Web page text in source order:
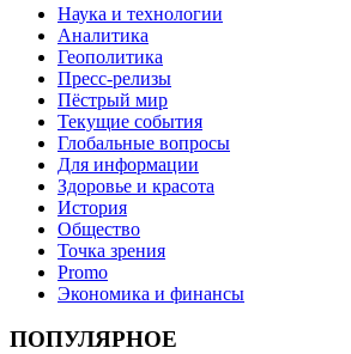
Наука и технологии
Аналитика
Геополитика
Пресс-релизы
Пёстрый мир
Текущие события
Глобальные вопросы
Для информации
Здоровье и красота
История
Общество
Точка зрения
Promo
Экономика и финансы
ПОПУЛЯРНОЕ